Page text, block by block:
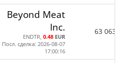
Beyond Meat
Inc.
ENDTR, 0.48 EUR
Посл. сделка: 2026-08-07
17:00:16
63 063